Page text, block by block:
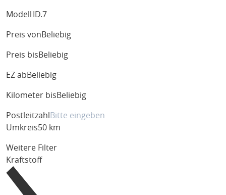
Modell ID.7
Preis von Beliebig
Preis bis Beliebig
EZ ab Beliebig
Kilometer bis Beliebig
Postleitzahl
Umkreis50 km
Weitere Filter
Kraftstoff